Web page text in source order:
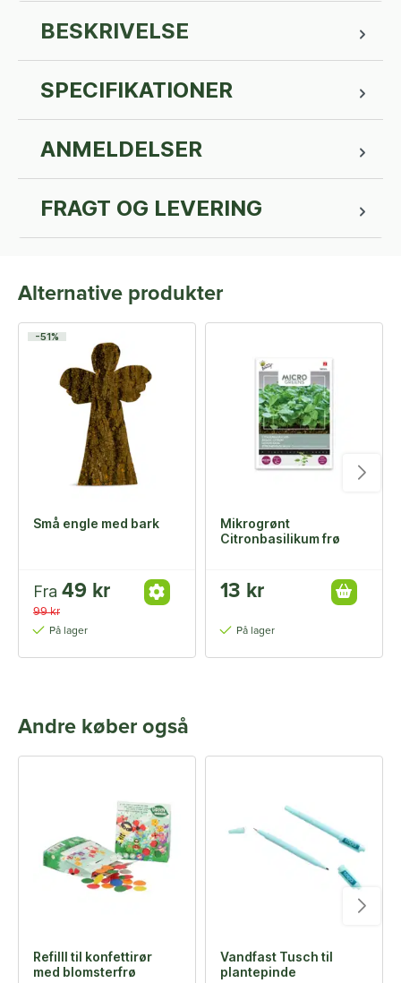
BESKRIVELSE
SPECIFIKATIONER
ANMELDELSER
FRAGT OG LEVERING
Alternative produkter
-51%
Små engle med bark
Fra 49 kr
99 kr
På lager
Mikrogrønt
Citronbasilikum frø
13 kr
På lager
Andre køber også
Refilll til konfettirør
med blomsterfrø
Vandfast Tusch til
plantepinde